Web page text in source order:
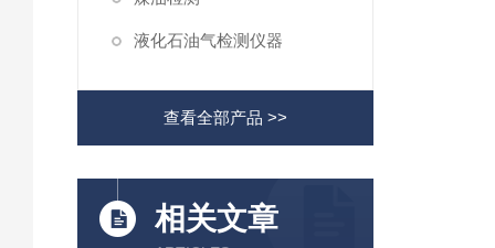
液化石油气检测仪器
查看全部产品 >>
相关文章